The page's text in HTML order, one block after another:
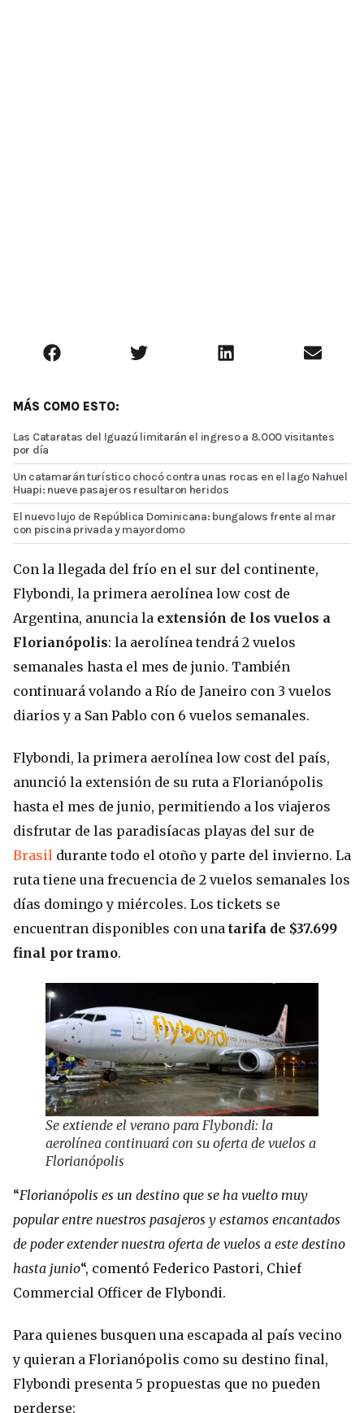
MÁS COMO ESTO:
Las Cataratas del Iguazú limitarán el ingreso a 8.000 visitantes
por día
Un catamarán turístico chocó contra unas rocas en el lago Nahuel
Huapi: nueve pasajeros resultaron heridos
El nuevo lujo de República Dominicana: bungalows frente al mar
con piscina privada y mayordomo
Con la llegada del frío en el sur del continente,
Flybondi, la primera aerolínea low cost de
Argentina, anuncia la extensión de los vuelos a
Florianópolis: la aerolínea tendrá 2 vuelos
semanales hasta el mes de junio. También
continuará volando a Río de Janeiro con 3 vuelos
diarios y a San Pablo con 6 vuelos semanales.
Flybondi, la primera aerolínea low cost del país,
anunció la extensión de su ruta a Florianópolis
hasta el mes de junio, permitiendo a los viajeros
disfrutar de las paradisíacas playas del sur de
Brasil durante todo el otoño y parte del invierno. La
ruta tiene una frecuencia de 2 vuelos semanales los
días domingo y miércoles. Los tickets se
encuentran disponibles con una tarifa de $37.699
final por tramo.
Se extiende el verano para Flybondi: la
aerolínea continuará con su oferta de vuelos a
Florianópolis
“Florianópolis es un destino que se ha vuelto muy
popular entre nuestros pasajeros y estamos encantados
de poder extender nuestra oferta de vuelos a este destino
hasta junio“, comentó Federico Pastori, Chief
Commercial Officer de Flybondi.
Para quienes busquen una escapada al país vecino
y quieran a Florianópolis como su destino final,
Flybondi presenta 5 propuestas que no pueden
perderse: